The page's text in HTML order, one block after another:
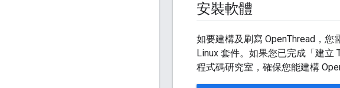
安裝軟體
如要建構及刷寫 OpenThread，您
Linux 套件。如果您已完成「建
程式碼研究室，確保您能建構